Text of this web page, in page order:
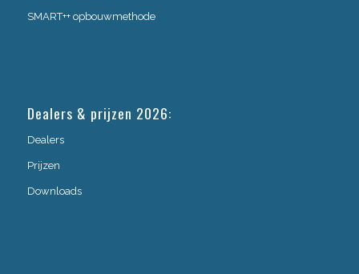
SMART++ opbouwmethode
Dealers & prijzen 2026:
Dealers
Prijzen
Downloads